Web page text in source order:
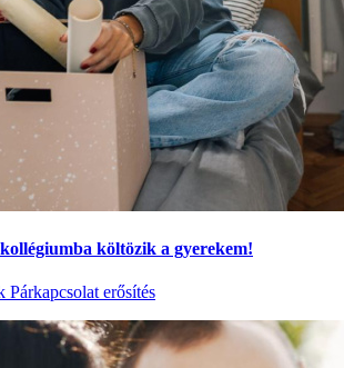
költözik a gyerekem!
Párkapcsolat erősítés